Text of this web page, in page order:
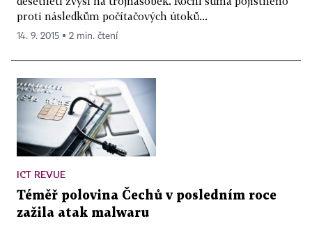
proti následkům počítačových útoků...
14. 9. 2015 ▪ 2 min. čtení
ICT REVUE
Téměř polovina Čechů v posledním roce
zažila atak malwaru